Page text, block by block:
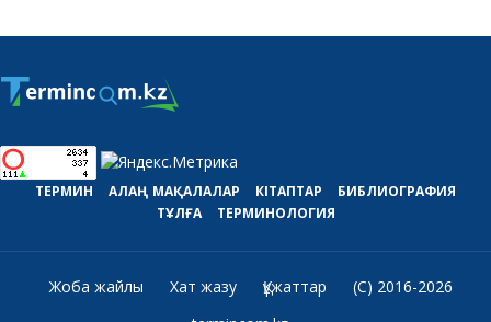
ТЕРМИН АЛАҢ МАҚАЛАЛАР КІТАПТАР
БИБЛИОГРАФИЯ
ТҰЛҒА
ТЕРМИНОЛОГИЯ
Жоба жайлы Хат жазу Құжаттар
(C) 2016-2026